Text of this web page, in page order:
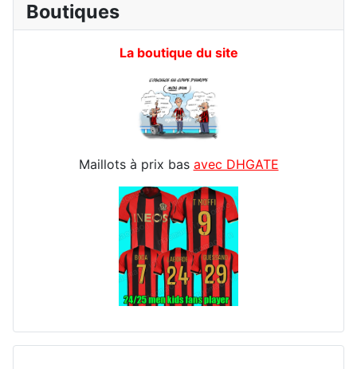
Boutiques
La boutique du site
Maillots à prix bas avec DHGATE